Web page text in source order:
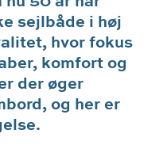
sejlbåde i høj
hvor fokus
komfort og
der øger
og her er